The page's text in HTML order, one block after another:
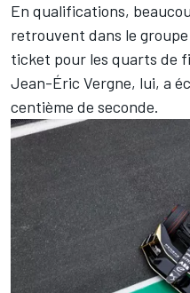
En qualifications,
retrouvent dans le
ticket pour les quarts de
Jean-Éric Vergne, lui, a
centième de seconde.